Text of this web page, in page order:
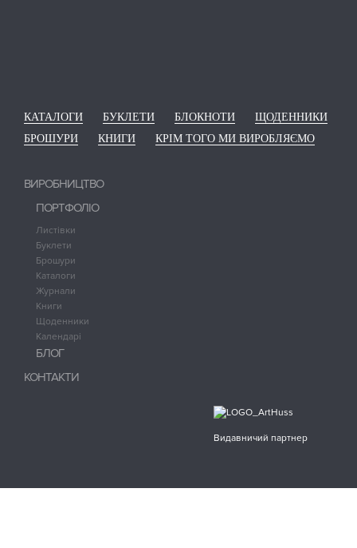
КАТАЛОГИ БУКЛЕТИ БЛОКНОТИ
ЩОДЕННИКИ
БРОШУРИ
КНИГИ КРІМ ТОГО МИ ВИРОБЛЯЄМО
ВИРОБНИЦТВО
ПОРТФОЛІО
Листівки
Буклети
Брошури
Каталоги
Журнали
Книги
Щоденники
Календарі
БЛОГ
КОНТАКТИ
Видавничий партнер